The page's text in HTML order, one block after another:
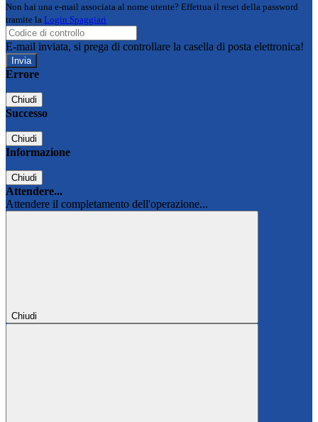
Non hai una e-mail associata al nome utente? Effettua il reset della password
tramite la Login Spaggiari
E-mail inviata, si prega di controllare la casella di posta elettronica!
Errore
Chiudi
Successo
Chiudi
Informazione
Chiudi
Attendere...
Attendere il completamento dell'operazione...
Chiudi